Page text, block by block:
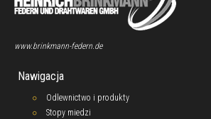
www.brinkmann-federn.de
Nawigacja
Odlewnictwo i produkty
Stopy miedzi